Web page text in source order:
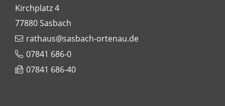
Kirchplatz 4
77880Sasbach
rathaus@sasbach-ortenau.de
07841 686-0
07841 686-40